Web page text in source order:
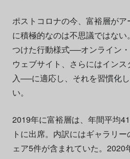
ポストコロナの今、富裕層が
に積極的なのは不思議ではな
つけた行動様式──オンライン
ウェブサイト、さらにはイン
入──に適応し、それを習慣化
い。
2019年に富裕層は、年間平均
トに出席。内訳にはギャラリ
ェア5件が含まれていた。2020